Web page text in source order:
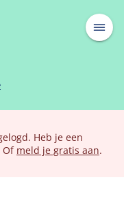
Heb je een
Of meld je gratis aan.